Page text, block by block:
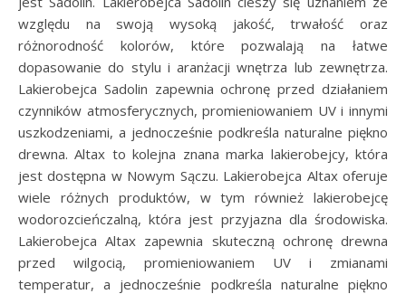
względu na swoją wysoką jakość, trwałość oraz
różnorodność kolorów, które pozwalają na łatwe
dopasowanie do stylu i aranżacji wnętrza lub zewnętrza.
Lakierobejca Sadolin zapewnia ochronę przed działaniem
czynników atmosferycznych, promieniowaniem UV i innymi
uszkodzeniami, a jednocześnie podkreśla naturalne piękno
drewna. Altax to kolejna znana marka lakierobejcy, która
jest dostępna w Nowym Sączu. Lakierobejca Altax oferuje
wiele różnych produktów, w tym również lakierobejcę
wodorozcieńczalną, która jest przyjazna dla środowiska.
Lakierobejca Altax zapewnia skuteczną ochronę drewna
przed wilgocią, promieniowaniem UV i zmianami
temperatur, a jednocześnie podkreśla naturalne piękno